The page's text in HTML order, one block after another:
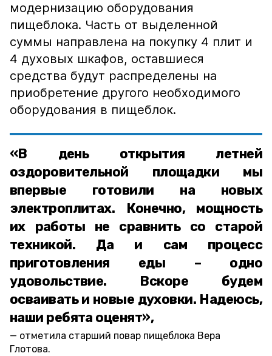
модернизацию оборудования
пищеблока. Часть от выделенной
суммы направлена на покупку 4 плит и
4 духовых шкафов, оставшиеся
средства будут распределены на
приобретение другого необходимого
оборудования в пищеблок.
«В день открытия летней
оздоровительной площадки мы
впервые готовили на новых
электроплитах. Конечно, мощность
их работы не сравнить со старой
техникой. Да и сам процесс
приготовления еды – одно
удовольствие. Вскоре будем
осваивать и новые духовки. Надеюсь,
наши ребята оценят»,
отметила старший повар пищеблока Вера
Глотова.